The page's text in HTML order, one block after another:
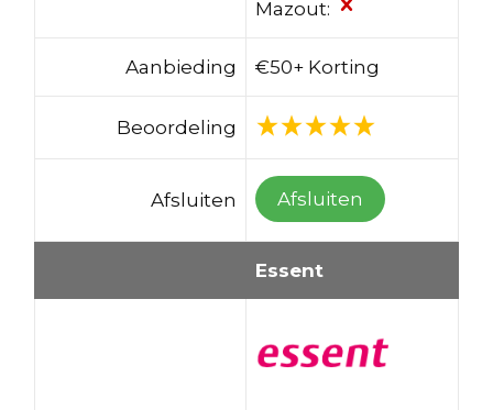
Mazout:
Aanbieding €50+ Korting
Beoordeling
Afsluiten Afsluiten
Essent